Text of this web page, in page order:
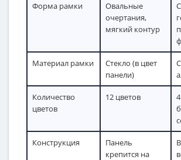
Форма рамки
Овальные
очертания,
мягкий контур
Материал рамки
Стекло (в цвет
панели)
Количество
цветов
12 цветов
Конструкция
Панель
крепится на